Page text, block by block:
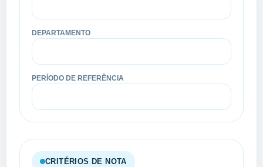
DEPARTAMENTO
PERÍODO DE REFERÊNCIA
CRITÉRIOS DE NOTA